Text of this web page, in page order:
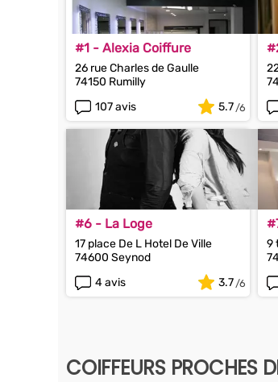
#1 - Alexia Coiffure
26 rue Charles de Gaulle
74150 Rumilly
107 avis
5.7
#6 - La Loge
17 place De L Hotel De Ville
74600 Seynod
4 avis
3.7
9
COIFFEURS PROCHES